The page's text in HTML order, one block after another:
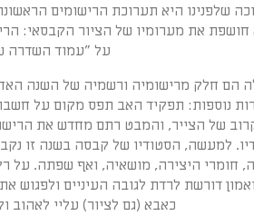
שלפנינו היא תערוכת הרישומים
חושפת את מערומיו של הציור הקבסאי:
על "עמוד השדרה
הם חלק מרישומיה ורשמיה של השנה
נוספות: תפקיד האב תפס מקום על
של הצייר, והמבט רתם מחדש את
למעשה, הסטודיו של קבסה בשנה זו
חומרי היצירה, מושאיה, ואף שפתה. על
דורשת לרדת לגובה העיניים
כאבא (גם לציור) עליי